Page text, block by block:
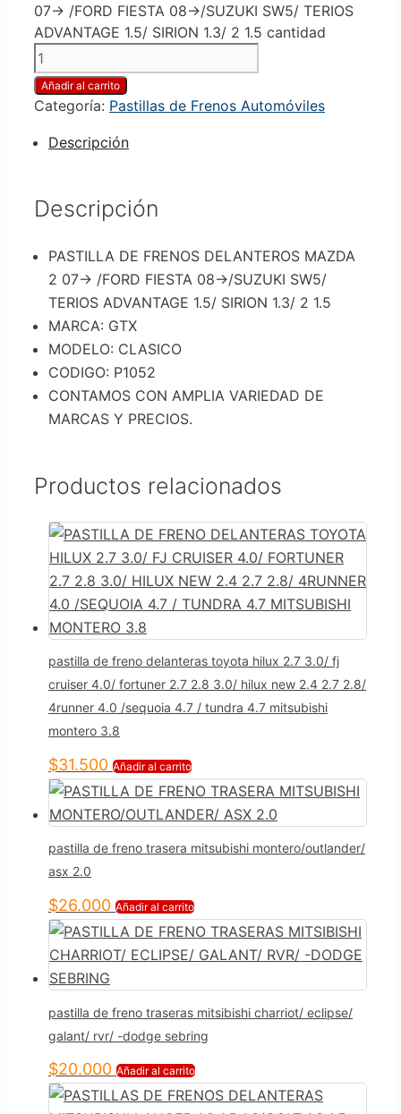
07-> /FORD FIESTA 08->/SUZUKI SW5/ TERIOS
ADVANTAGE 1.5/ SIRION 1.3/ 2 1.5 cantidad
Añadir al carrito
Categoría: Pastillas de Frenos Automóviles
Descripción
Descripción
PASTILLA DE FRENOS DELANTEROS MAZDA
2 07-> /FORD FIESTA 08->/SUZUKI SW5/
TERIOS ADVANTAGE 1.5/ SIRION 1.3/ 2 1.5
MARCA: GTX
MODELO: CLASICO
CODIGO: P1052
CONTAMOS CON AMPLIA VARIEDAD DE
MARCAS Y PRECIOS.
Productos relacionados
pastilla de freno delanteras toyota hilux 2.7 3.0/ fj
cruiser 4.0/ fortuner 2.7 2.8 3.0/ hilux new 2.4 2.7 2.8/
4runner 4.0 /sequoia 4.7 / tundra 4.7 mitsubishi
montero 3.8
$31.500 Añadir al carrito
pastilla de freno trasera mitsubishi montero/outlander/
asx 2.0
$26.000 Añadir al carrito
pastilla de freno traseras mitsibishi charriot/ eclipse/
galant/ rvr/ -dodge sebring
$20.000 Añadir al carrito